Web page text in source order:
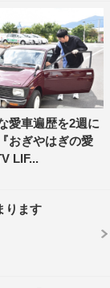
愛車遍歴を2週に
おぎやはぎの愛
LIF...
ります